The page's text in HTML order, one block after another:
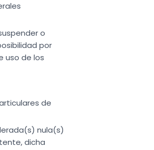
o
por
uso de los
de
nula(s)
dicha